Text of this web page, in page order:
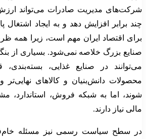
شرکت‌های مدیریت صادرات می‌تواند
چند برابر افزایش دهد و به ایجاد اشتغال
برای اقتصاد ایران مهم است، زیرا همه
صنایع بزرگ خلاصه نمی‌شود. بسیاری از
می‌توانند در صنایع غذایی،
محصولات دانش‌بنیان و کالاهای نهایی‌تر
شوند، اما به شبکه فروش، استاندارد،
مالی نیاز دارند.
در سطح سیاست رسمی نیز مسئله